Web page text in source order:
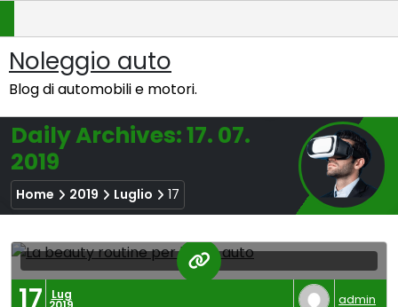
content
Noleggio auto
Blog di automobili e motori.
Daily Archives: 17. 07.
2019
Home 2019 Luglio 17
17 Lug admin